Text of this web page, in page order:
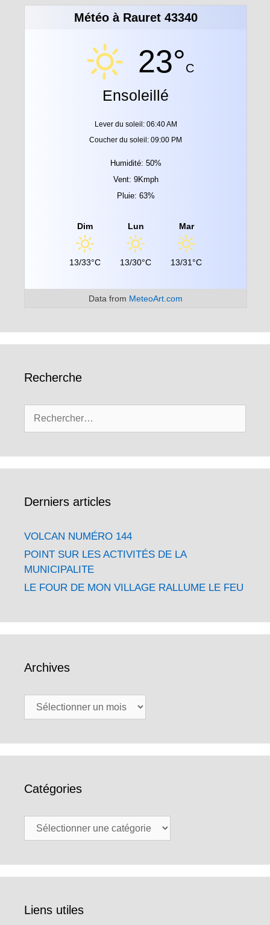
Météo à Rauret 43340
23°C
Ensoleillé
Lever du soleil: 06:40 AM
Coucher du soleil: 09:00 PM
Humidité: 50%
Vent: 9Kmph
Pluie: 63%
Dim
13/33°C
Lun
13/30°C
Mar
13/31°C
Data from MeteoArt.com
Recherche
Derniers articles
VOLCAN NUMÉRO 144
POINT SUR LES ACTIVITÉS DE LA
MUNICIPALITE
LE FOUR DE MON VILLAGE RALLUME LE FEU
Archives
Archives
Catégories
Catégories
Liens utiles